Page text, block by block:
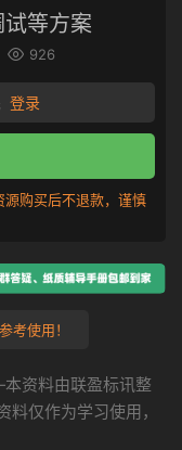
等方案
926
登录
购买后不退款，谨慎
考使用！
资料由联盈标讯整
仅作为学习使用，